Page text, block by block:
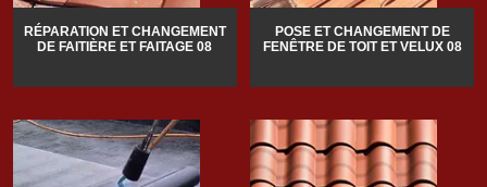
RÉPARATION ET CHANGEMENT
DE FAITIÈRE ET FAITAGE 08
POSE ET CHANGEMENT DE
FENÊTRE DE TOIT ET VELUX 08